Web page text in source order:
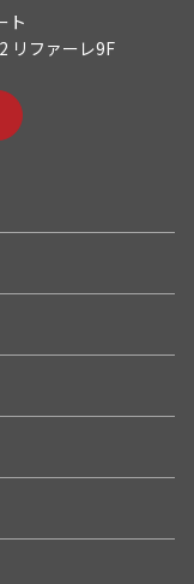
ト
リファーレ9F